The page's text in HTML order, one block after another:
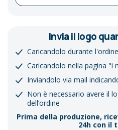
Invia il logo
Caricandolo durante l'ordine
Caricandolo nella pagina "i
Inviandolo via mail
Non è necessario avere il
dell’ordine
Prima della produzione,
24h con il